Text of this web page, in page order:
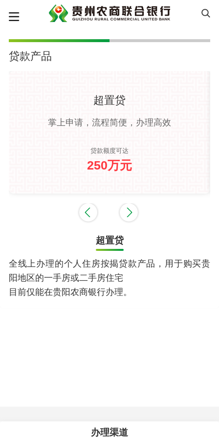
贷款产品
超置贷
掌上申请，流程简便，办理高效
贷款额度可达
250万元
超置贷
全线上办理的个人住房按揭贷款产品，用于购买贵
阳地区的一手房或二手房住宅
目前仅能在贵阳农商银行办理。
办理渠道